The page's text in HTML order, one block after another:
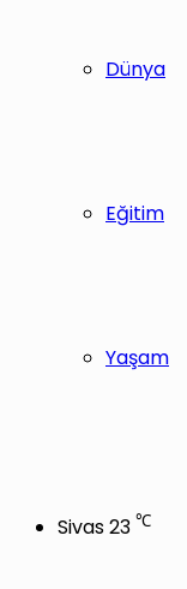
Dünya
Eğitim
Yaşam
Sivas23 ℃